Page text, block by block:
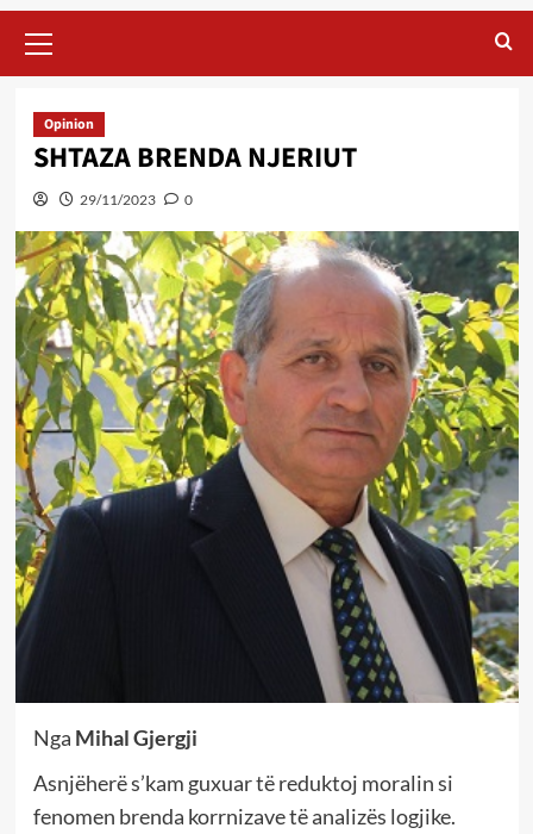
Menu
Opinion
SHTAZA BRENDA NJERIUT
29/11/2023 0
Nga Mihal Gjergji
Asnjëherë s’kam guxuar të reduktoj moralin si
fenomen brenda korrnizave të analizës logjike.